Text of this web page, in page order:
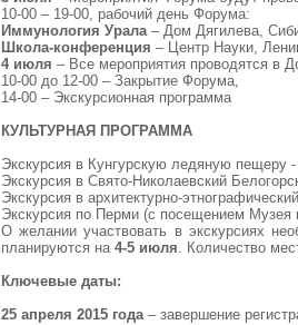
10-00 – 19-00, рабочий день Форума:
Иммунология Урала– Дом Дягилева,
Школа-конференция – Центр Науки,
4 июля – Все мероприятия проводятся в
10-00 до 12-00 – Закрытие
14-00 – Экскурсионная программа
КУЛЬТУРНАЯ ПРОГРАММА
Экскурсия в Кунгурскую ледяную пещеру
Экскурсия в Свято-Николаевский
Экскурсия в архитектурно-
Экскурсия по Перми (с посещением Музея
О желании участвовать в экскурсиях
планируются на 4-5 июля. Количество
Ключевые даты:
25 апреля 2015 года– завершение